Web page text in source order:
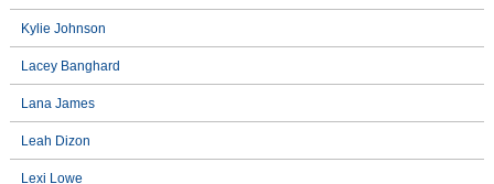
Kylie Johnson
Lacey Banghard
Lana James
Leah Dizon
Lexi Lowe